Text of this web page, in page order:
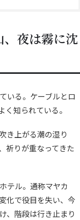
夜は霧に沈
いる。ケーブルとロ
知られている。
き上がる潮の湿り
祈りが重なってきた
テル。通称マヤカ
化で役目を失い、今
、階段は行き止まり